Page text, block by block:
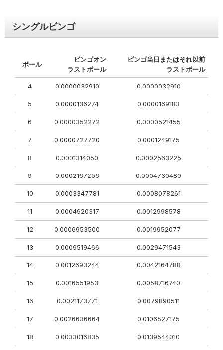
シングルビンゴ
ボール
ビンゴオン
ラストボール
ビンゴ当日またはそれ以前
ラストボール
4 0.0000032910 0.0000032910
5 0.0000136274 0.0000169183
6 0.0000352272 0.0000521455
7 0.0000727720 0.0001249175
8 0.0001314050 0.0002563225
9 0.0002167256 0.0004730480
10 0.0003347781 0.0008078261
11 0.0004920317 0.0012998578
12 0.0006953500 0.0019952077
13 0.0009519466 0.0029471543
14 0.0012693244 0.0042164788
15 0.0016551953 0.0058716740
16 0.0021173771 0.0079890511
17 0.0026636664 0.0106527175
18 0.0033016835 0.0139544010